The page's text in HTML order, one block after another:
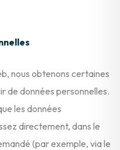
nous obtenons certaines
de données personnelles.
les données
directement, dans le
(par exemple, via le